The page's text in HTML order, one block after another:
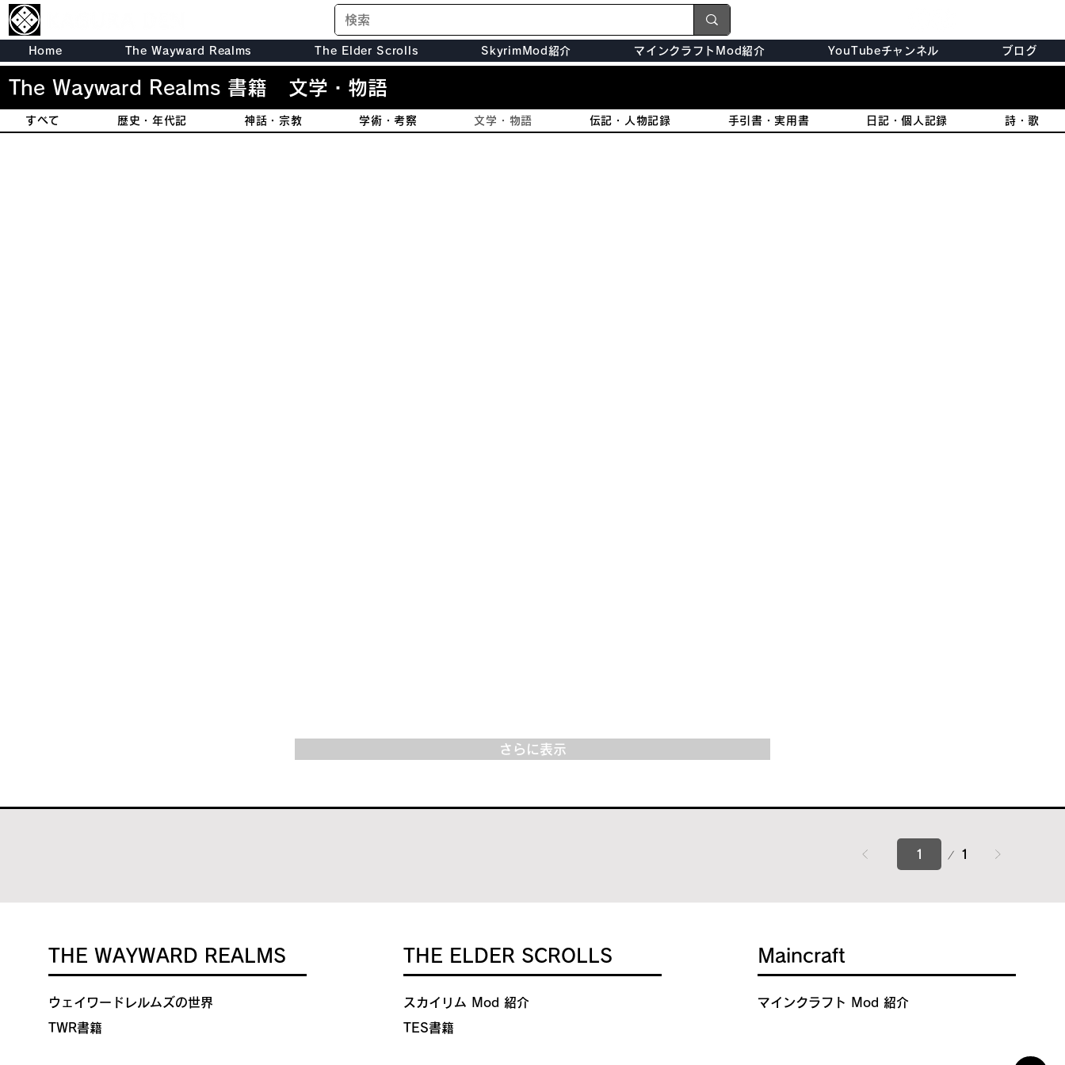
Home The Wayward Realms The Elder Scrolls SkyrimMod紹介 マインクラフトMod紹介 YouTubeチャンネル ブログ
The Wayward Realms 書籍 文学・物語
すべて 歴史・年代記 神話・宗教 学術・考察 文学・物語 伝記・人物記録 手引書・実用書 日記・個人記録 詩・歌
さらに表示
1
THE WAYWARD REALMS
​ウェイワードレルムズの世界
TWR書籍
THE ELDER SCROLLS
スカイリム Mod 紹介​
​TES書籍
Maincraft
マインクラフト Mod 紹介